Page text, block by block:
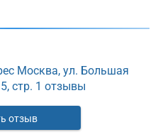
Москва, ул. Большая
стр. 1 отзывы
отзыв